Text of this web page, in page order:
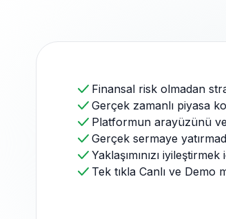
Finansal risk olmadan
Gerçek zamanlı piyasa
Platformun arayüzünü
Gerçek sermaye
Yaklaşımınızı
Tek tıkla Canlı ve Demo